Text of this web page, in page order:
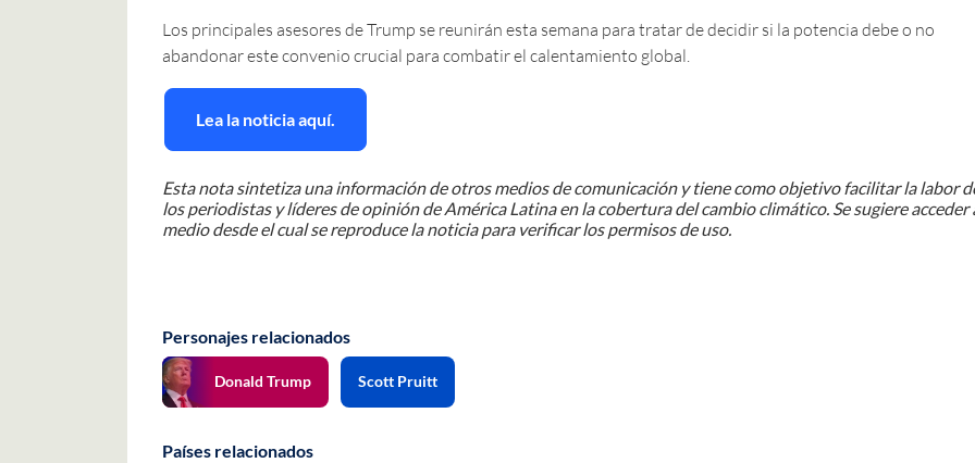
Los principales asesores de Trump se reunirán esta semana para tratar de decidir si la potencia debe o no
abandonar este convenio crucial para combatir el calentamiento global.
Lea la noticia aquí.
Esta nota sintetiza una información de otros medios de comunicación y tiene como objetivo facilitar la labor
los periodistas y líderes de opinión de América Latina en la cobertura del cambio climático. Se sugiere acceder
medio desde el cual se reproduce la noticia para verificar los permisos de uso.
Personajes relacionados
Donald Trump Scott Pruitt
Países relacionados